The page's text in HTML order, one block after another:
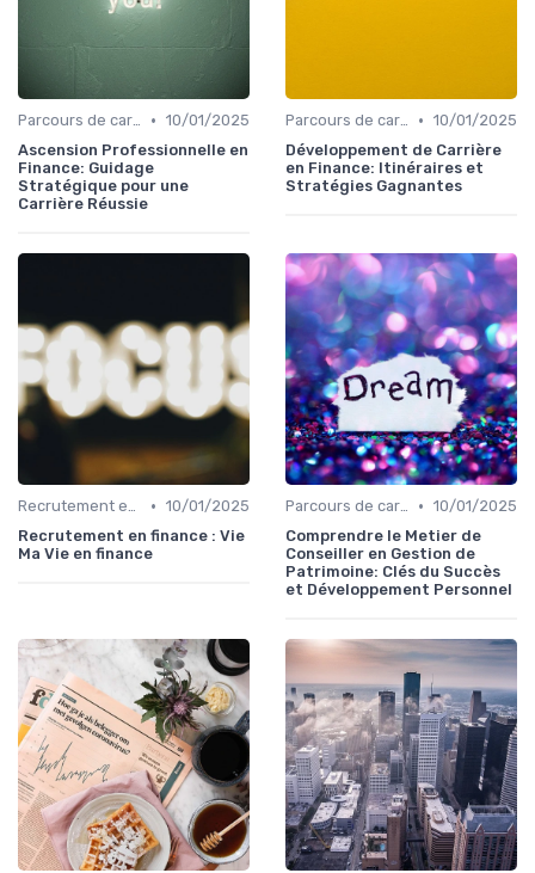
Parcours de carrière en finance • 10/01/2025
Ascension Professionnelle en
Finance: Guidage
Stratégique pour une
Carrière Réussie
Parcours de carrière en finance • 10/01/2025
Développement de Carrière
en Finance: Itinéraires et
Stratégies Gagnantes
Recrutement en finance d’entreprise • 10/01/2025
Recrutement en finance : Vie
Ma Vie en finance
Parcours de carrière en finance • 10/01/2025
Comprendre le Metier de
Conseiller en Gestion de
Patrimoine: Clés du Succès
et Développement Personnel